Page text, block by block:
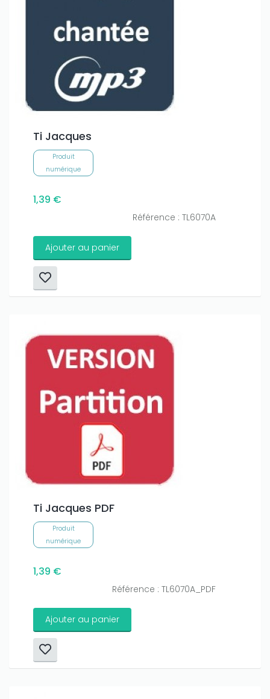
Ti Jacques
Produit
numérique
1,39 €
Référence : TL6070A
Ajouter au panier
Ti Jacques PDF
Produit
numérique
1,39 €
Référence : TL6070A_PDF
Ajouter au panier
Joo casino
amount on your credits!